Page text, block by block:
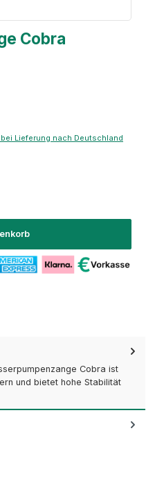
Cobra
Lieferung nach Deutschland
Cobra ist
und bietet hohe Stabilität